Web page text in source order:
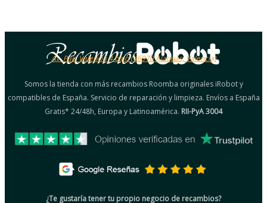
Av. País Valencià 4 bajo (46970 Alaquàs, Valencia)
Somos la tienda con más recambios Roomba originales iRobot y
compatibles de España. Servicio de reparación y limpieza. Envíos a España
Gratis* 24/48h, Europa y Latinoamérica. RII-PyA 3004
¿Te gustaría tener tu propio negocio de recambios?